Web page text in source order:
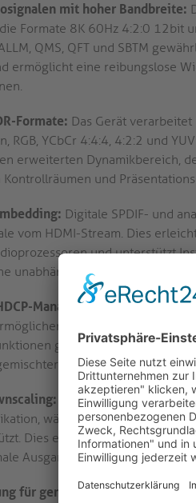
mit hoher Bandbreite:
Formate 8K 60Hz 4:2:0 12bit
QMS, QFT und SBTM
ermöglicht eine reibungslose
Formate: Das Gerät
RGB, YCbCr 4:4:4, 4:2:2 und
erweiterten Dynamikbereich,
Kontrollräumen und
Digitale SPDIF- und
vom HDMI-Stream. Dies
und unterstützt
unabhängige Audioverteilung
Management:Umfassende
einen stabilen Betrieb
gewährleisten
Technologie.
Ein vom Benutzer
während die integrierte
Dies ermöglicht eine
Ausgangsauflösung für jedes
für gemischte AV-